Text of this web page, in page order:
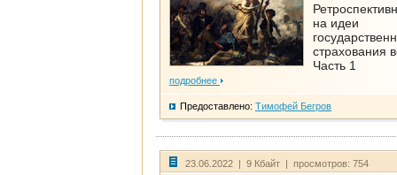
на идеи
страхования
Часть 1
подробнее
Предоставлено: Тимофей Бегров
23.06.2022 | 9 Кбайт | просмотров: 754